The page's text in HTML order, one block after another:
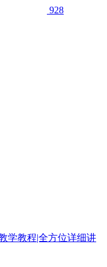
928
学教程|全方位详细讲